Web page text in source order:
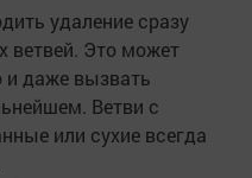
удаление сразу
ветвей. Это может
и даже вызвать
Ветви с
или сухие всегда